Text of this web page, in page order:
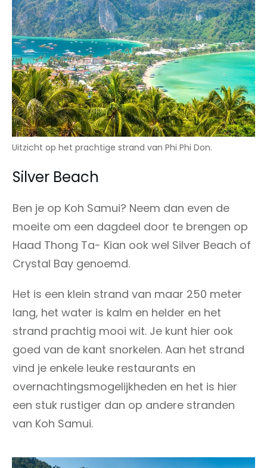
Uitzicht op het prachtige strand van Phi Phi Don.
Silver Beach
Ben je op Koh Samui? Neem dan even de
moeite om een dagdeel door te brengen op
Haad Thong Ta- Kian ook wel Silver Beach of
Crystal Bay genoemd.
Het is een klein strand van maar 250 meter
lang, het water is kalm en helder en het
strand prachtig mooi wit. Je kunt hier ook
goed van de kant snorkelen. Aan het strand
vind je enkele leuke restaurants en
overnachtingsmogelijkheden en het is hier
een stuk rustiger dan op andere stranden
van Koh Samui.